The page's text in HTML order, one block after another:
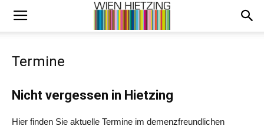
Termine
Nicht vergessen in Hietzing
Hier finden Sie aktuelle Termine im demenzfreundlichen